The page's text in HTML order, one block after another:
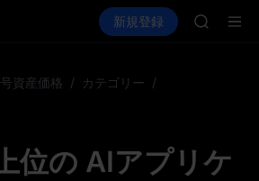
現物 先物取引 PLTR
新規登録
BLESS
CYS
資産価格 / カテゴリー /
位の AIアプリケ